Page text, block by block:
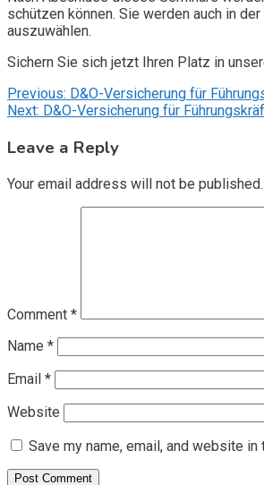
schützen können. Sie werden auch in
auszuwählen.
Sichern Sie sich jetzt Ihren Platz in
Post
navigation
Previous: D&O-Versicherung für
Next: D&O-Versicherung für
Leave a Reply
Your email address will not be published.
Comment *
Name *
Email *
Website
Save my name, email, and website